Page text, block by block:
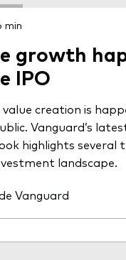
min
growth
IPO
value creation is
Vanguard’s
highlights several
landscape.
Vanguard